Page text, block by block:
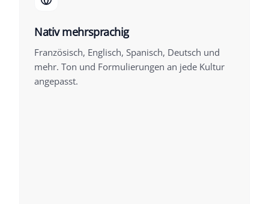
Nativ mehrsprachig
Französisch, Englisch, Spanisch, Deutsch und
mehr. Ton und Formulierungen an jede Kultur
angepasst.